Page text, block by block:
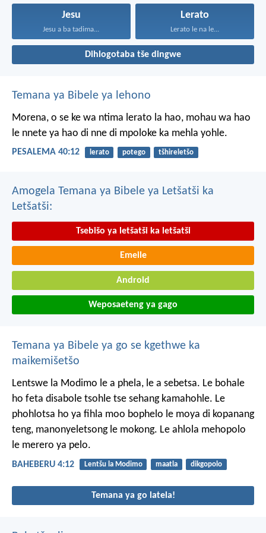
Jesu
Jesu a ba tadima...
Lerato
Lerato le na le...
Dihlogotaba tše dingwe
Temana ya Bibele ya lehono
Morena, o se ke wa ntima lerato la hao, mohau wa hao
le nnete ya hao di nne di mpoloke ka mehla yohle.
PESALEMA 40:12 lerato potego tšhireletšo
Amogela Temana ya Bibele ya Letšatši ka
Letšatši:
Tsebišo ya letšatši ka letšatši
Emeile
Android
Weposaeteng ya gago
Temana ya Bibele ya go se kgethwe ka
maikemišetšo
Lentswe la Modimo le a phela, le a sebetsa. Le bohale
ho feta disabole tsohle tse sehang kamahohle. Le
phohlotsa ho ya fihla moo bophelo le moya di kopanang
teng, manonyeletsong le mokong. Le ahlola mehopolo
le merero ya pelo.
BAHEBERU 4:12 Lentšu la Modimo maatla dikgopolo
Temana ya go latela!